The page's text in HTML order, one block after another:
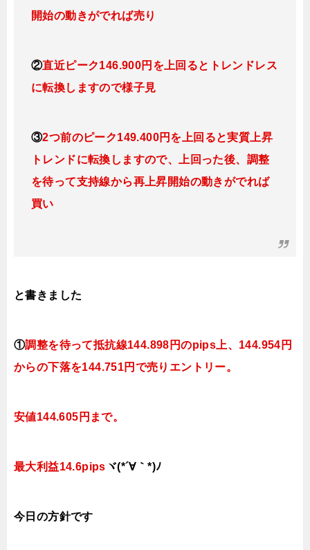
開始の動きがでれば売り
②直近ピーク146.900円を上回るとトレンドレス
に転換しますので様子見
③2つ前のピーク149.400円を上回ると実質上昇
トレンドに転換しますので、上回った後、調整
を待って支持線から再上昇開始の動きがでれば
買い
と書きました
①調整を待って抵抗線144.898円のpips上、144.954円
からの下落を144.751円で売りエントリー。
安値144.605円まで。
最大利益14.6pips ヾ(*´∀｀*)ﾉ
今日 の方針です